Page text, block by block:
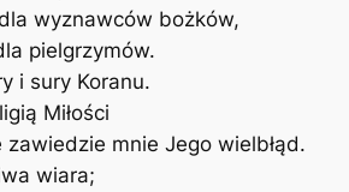
wyznawców bożków,
pielgrzymów.
i sury Koranu.
Miłości
mnie Jego wielbłąd.
wiara;